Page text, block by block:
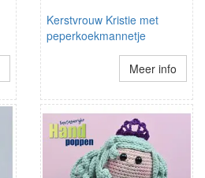
Kerstvrouw Kristie met
peperkoekmannetje
Meer info